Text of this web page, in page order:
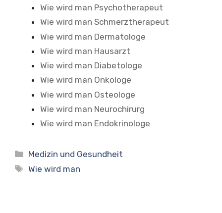
Wie wird man Psychotherapeut
Wie wird man Schmerztherapeut
Wie wird man Dermatologe
Wie wird man Hausarzt
Wie wird man Diabetologe
Wie wird man Onkologe
Wie wird man Osteologe
Wie wird man Neurochirurg
Wie wird man Endokrinologe
Kategorien
Medizin und Gesundheit
Schlagwörter
Wie wird man